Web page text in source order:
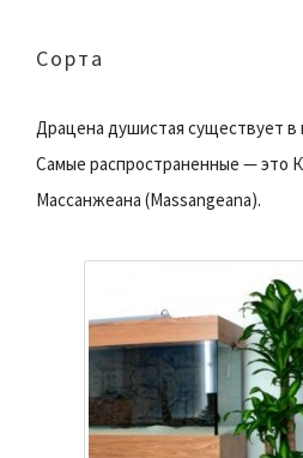
Сорта
Драцена душистая существует в
Самые распространенные — это
Массанжеана (Massangeana).